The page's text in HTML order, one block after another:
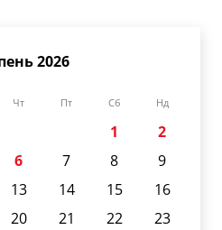
2026
Чт Пт Сб Нд
1
2
6 7 8
9
13 14 15
16
20 21 22
23